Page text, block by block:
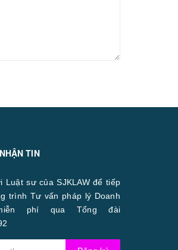
TIN
Luật sư của SJKLAW để tiếp
trình Tư vấn pháp lý Doanh
phí qua Tổng đài